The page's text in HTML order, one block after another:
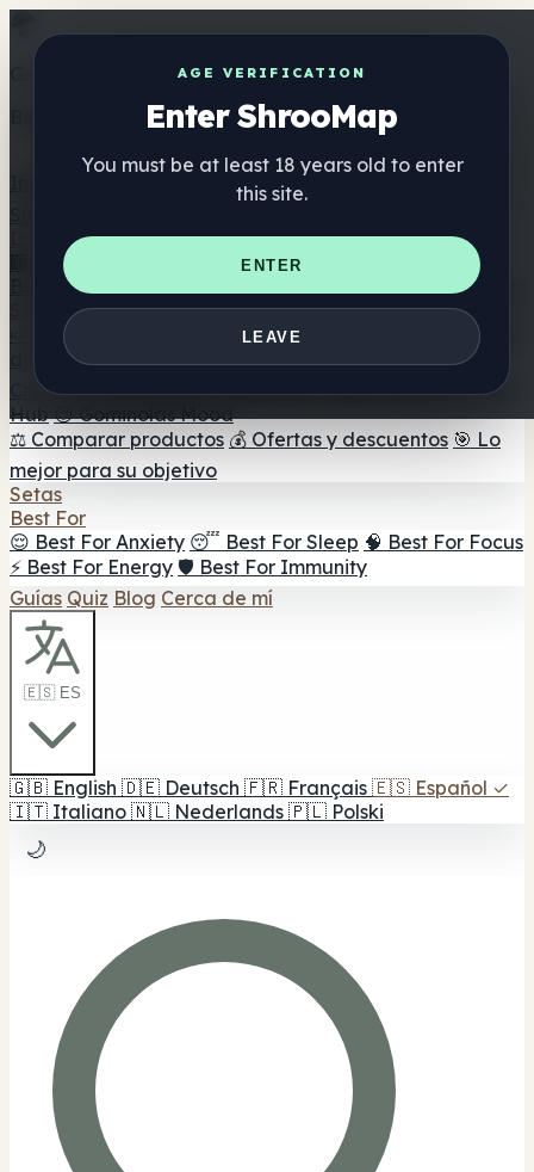
AGE VERIFICATION
Enter ShrooMap
You must be at least 18 years old to enter
this site.
ENTER
LEAVE
Get the ShrooMap app
Better than mobile web — one tap away
Directorio
🏢 Directorio de marcas
📍 Buscador de tiendas
Buscador de tiendas Smartshop
🛒 Headshops en línea
Suplementos
🍬 Gominolas de setas
💊 Cápsulas de setas
💧 Tinturas
de setas 🫙 Polvos de setas ☕ Café con setas 🍫
Chocolate con setas 💨 Mushroom Vapes 🍫 Shroom Bar
Hub 😌 Gominolas Mood
⚖️ Comparar productos 💰 Ofertas y descuentos 🎯 Lo
mejor para su objetivo
Setas
Best For
😌 Best For Anxiety 😴 Best For Sleep 🧠 Best For Focus
⚡ Best For Energy 🛡️ Best For Immunity
Guías Quiz Blog Cerca de mí
🇪🇸 ES
🇬🇧 English 🇩🇪 Deutsch 🇫🇷 Français 🇪🇸 Español ✓
🇮🇹 Italiano 🇳🇱 Nederlands 🇵🇱 Polski
🌙